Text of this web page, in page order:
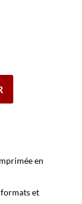
en
formats et